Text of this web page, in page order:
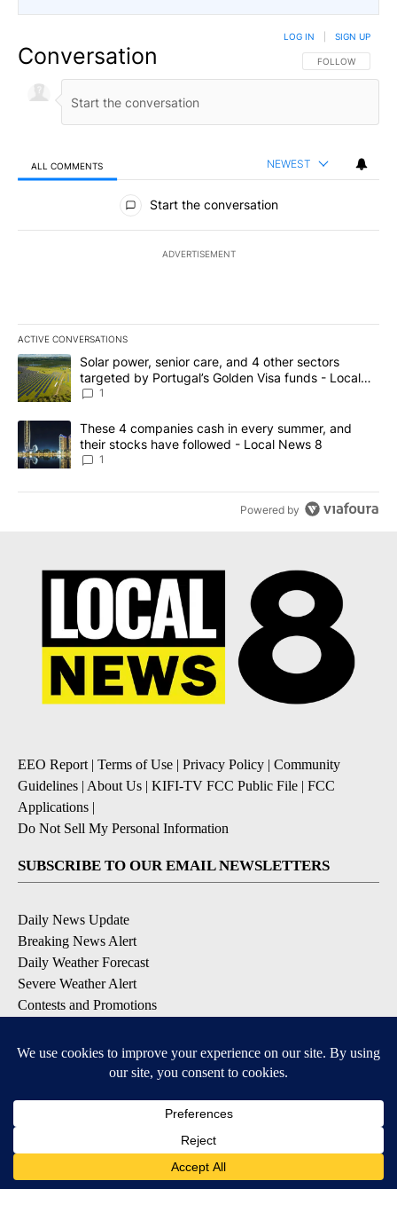
Conversation FOLLOW THIS
FOLLOW
LOG IN SIGN UP
ALL COMMENTS NEWEST
All Comments
Start the conversation
ADVERTISEMENT
ACTIVE CONVERSATIONS
The following is a list of the most commented articles in the last
A trending article titled "Solar power, senior care, and 4 other
Solar power, senior care, and 4 other sectors
targeted by Portugal’s Golden Visa funds - Local
News 8
1
A trending article titled "These 4 companies cash in every
These 4 companies cash in every summer, and
their stocks have followed - Local News 8
1
Powered by
EEO Report | Terms of Use | Privacy Policy | Community
Guidelines | About Us | KIFI-TV FCC Public File | FCC
Applications |
Do Not Sell My Personal Information
SUBSCRIBE TO OUR EMAIL NEWSLETTERS
Daily News Update
Breaking News Alert
Daily Weather Forecast
Severe Weather Alert
Contests and Promotions